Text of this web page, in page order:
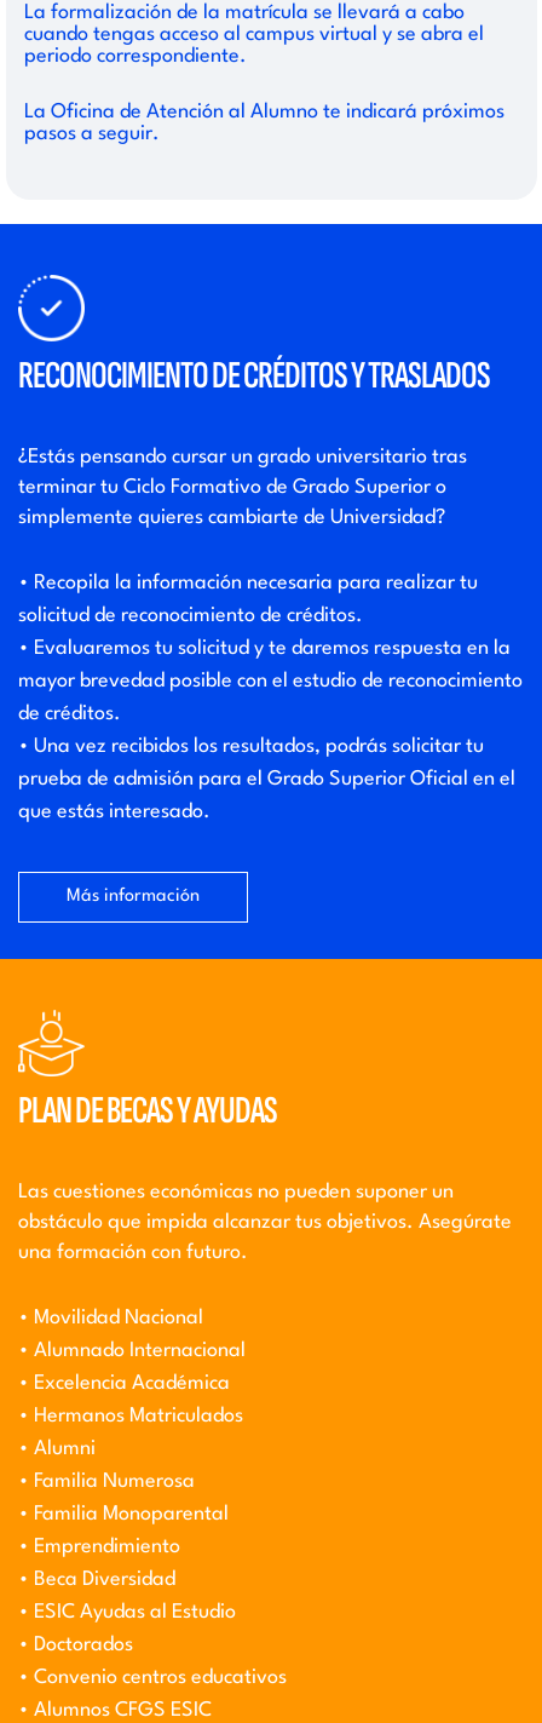
La formalización de la matrícula se llevará a cabo
cuando tengas acceso al campus virtual y se abra el
periodo correspondiente.
La Oficina de Atención al Alumno te indicará próximos
pasos a seguir.
RECONOCIMIENTO DE CRÉDITOS Y TRASLADOS
¿Estás pensando cursar un grado universitario tras
terminar tu Ciclo Formativo de Grado Superior o
simplemente quieres cambiarte de Universidad?
• Recopila la información necesaria para realizar tu
solicitud de reconocimiento de créditos.
• Evaluaremos tu solicitud y te daremos respuesta en la
mayor brevedad posible con el estudio de reconocimiento
de créditos.
• Una vez recibidos los resultados, podrás solicitar tu
prueba de admisión para el Grado Superior Oficial en el
que estás interesado.
Más información
PLAN DE BECAS Y AYUDAS
Las cuestiones económicas no pueden suponer un
obstáculo que impida alcanzar tus objetivos. Asegúrate
una formación con futuro.
• Movilidad Nacional
• Alumnado Internacional
• Excelencia Académica
• Hermanos Matriculados
• Alumni
• Familia Numerosa
• Familia Monoparental
• Emprendimiento
• Beca Diversidad
• ESIC Ayudas al Estudio
• Doctorados
• Convenio centros educativos
• Alumnos CFGS ESIC